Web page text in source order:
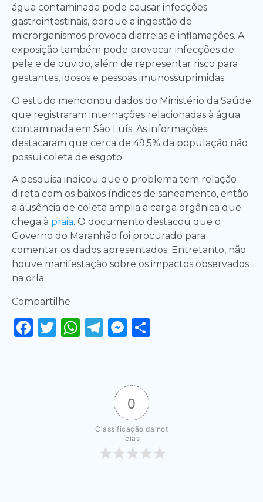
água contaminada pode causar infecções
gastrointestinais, porque a ingestão de
microrganismos provoca diarreias e inflamações. A
exposição também pode provocar infecções de
pele e de ouvido, além de representar risco para
gestantes, idosos e pessoas imunossuprimidas.
O estudo mencionou dados do Ministério da Saúde
que registraram internações relacionadas à água
contaminada em São Luís. As informações
destacaram que cerca de 49,5% da população não
possui coleta de esgoto.
A pesquisa indicou que o problema tem relação
direta com os baixos índices de saneamento, então
a ausência de coleta amplia a carga orgânica que
chega à praia. O documento destacou que o
Governo do Maranhão foi procurado para
comentar os dados apresentados. Entretanto, não
houve manifestação sobre os impactos observados
na orla.
Compartilhe
Facebook
Twitter
WhatsApp
Telegram
Messenger
0
Classificação da not
ícias